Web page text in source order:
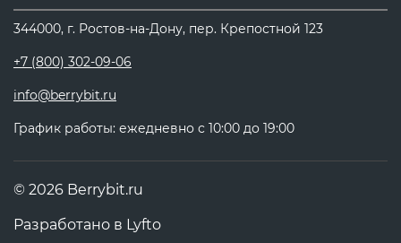
344000, г. Ростов-на-Дону, пер. Крепостной 123
+7 (800) 302-09-06
info@berrybit.ru
График работы: ежедневно с 10:00 до 19:00
© 2026 Berrybit.ru
Разработано в Lyfto